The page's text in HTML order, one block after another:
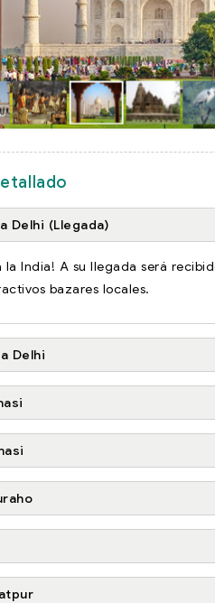
Delhi (Llegada)
la India! A su llegada será
bazares locales.
Delhi